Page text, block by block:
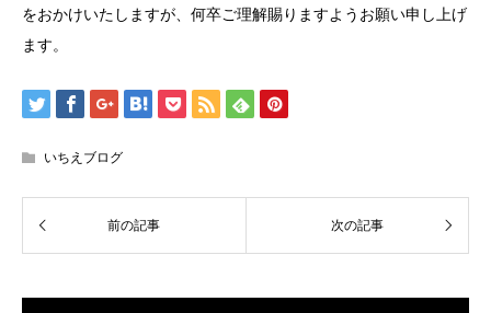
をおかけいたしますが、何卒ご理解賜りますようお願い申し上げ
ます。
いちえブログ